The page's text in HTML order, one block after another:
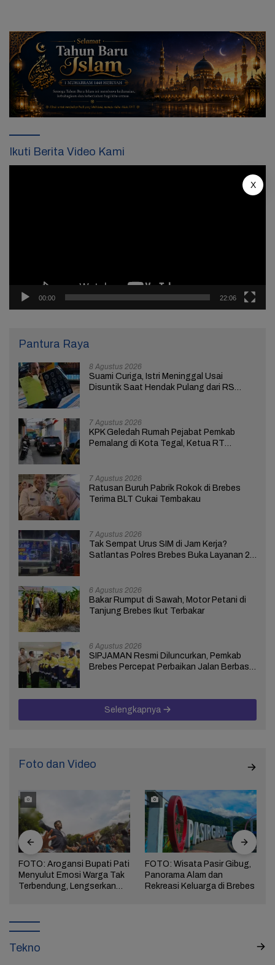
Ikuti Berita Video Kami
00:00 22:06
Pantura Raya
8 Agustus 2026
Suami Curiga, Istri Meninggal Usai
Disuntik Saat Hendak Pulang dari RS
7 Agustus 2026
KPK Geledah Rumah Pejabat Pemkab
Pemalang di Kota Tegal, Ketua RT
7 Agustus 2026
Ratusan Buruh Pabrik Rokok di Brebes
Terima BLT Cukai Tembakau
7 Agustus 2026
Tak Sempat Urus SIM di Jam Kerja?
Satlantas Polres Brebes Buka Layanan 24
6 Agustus 2026
Bakar Rumput di Sawah, Motor Petani di
Tanjung Brebes Ikut Terbakar
6 Agustus 2026
SIPJAMAN Resmi Diluncurkan, Pemkab
Brebes Percepat Perbaikan Jalan Berbasis
Selengkapnya
Foto dan Video
FOTO: Arogansi Bupati Pati
Menyulut Emosi Warga Tak
Terbendung, Lengserkan
FOTO: Wisata Pasir Gibug,
Panorama Alam dan
Rekreasi Keluarga di Brebes
Tekno
X